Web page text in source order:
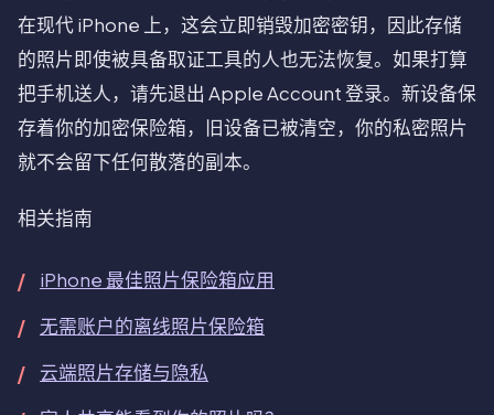
在现代 iPhone 上，这会立即销毁加密密钥，因此存储
的照片即使被具备取证工具的人也无法恢复。如果打算
把手机送人，请先退出 Apple Account 登录。新设备保
存着你的加密保险箱，旧设备已被清空，你的私密照片
就不会留下任何散落的副本。
相关指南
iPhone 最佳照片保险箱应用
无需账户的离线照片保险箱
云端照片存储与隐私